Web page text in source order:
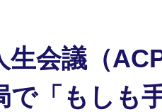
会議（
で「もしも